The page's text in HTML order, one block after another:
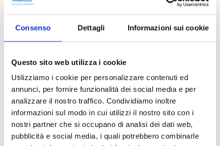
Consenso Dettagli Informazioni sui cookie
Questo sito web utilizza i cookie
Utilizziamo i cookie per personalizzare contenuti ed
annunci, per fornire funzionalità dei social media e per
analizzare il nostro traffico. Condividiamo inoltre
informazioni sul modo in cui utilizzi il nostro sito con i
nostri partner che si occupano di analisi dei dati web,
pubblicità e social media, i quali potrebbero combinarle